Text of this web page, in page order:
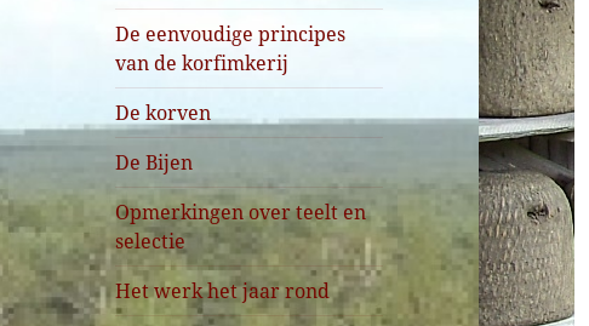
De eenvoudige principes
van de korfimkerij
De korven
De Bijen
Opmerkingen over teelt en
selectie
Het werk het jaar rond